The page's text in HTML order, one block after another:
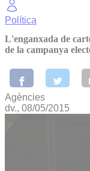
Política
L'enganxada de
de la campanya
Agències
dv., 08/05/2015